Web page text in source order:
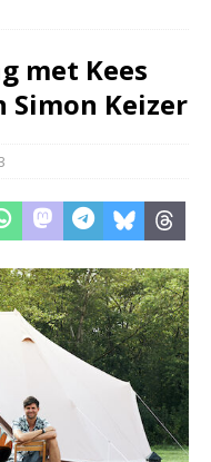
met Kees
Simon Keizer